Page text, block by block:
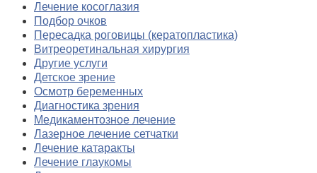
Лечение косоглазия
Подбор очков
Пересадка роговицы (кератопластика)
Витреоретинальная хирургия
Другие услуги
Детское зрение
Осмотр беременных
Диагностика зрения
Медикаментозное лечение
Лазерное лечение сетчатки
Лечение катаракты
Лечение глаукомы